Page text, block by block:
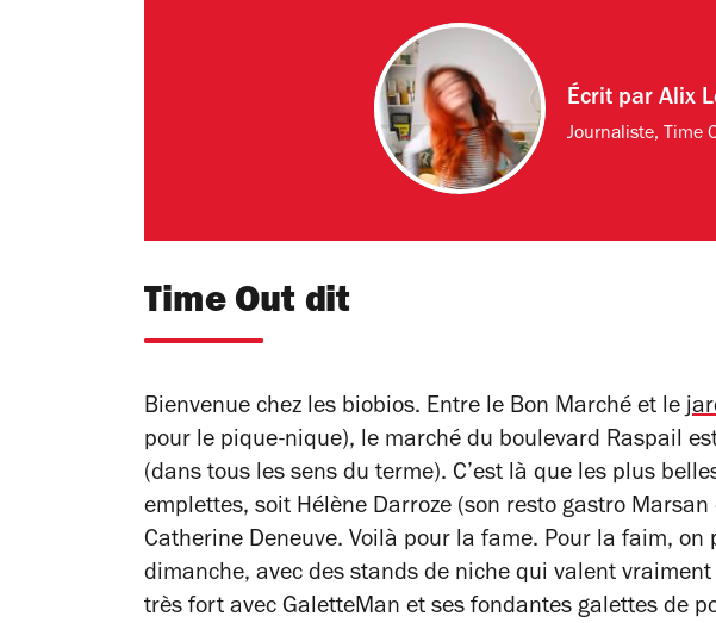
Écrit par Alix
Journaliste, Time
Time Out dit
Bienvenue chez les biobios. Entre le Bon Marché et le
pour le pique-nique), le marché du boulevard Raspail
(dans tous les sens du terme). C’est là que les plus
emplettes, soit Hélène Darroze (son resto gastro
Catherine Deneuve. Voilà pour la fame. Pour la faim, on
dimanche, avec des stands de niche qui valent
très fort avec GaletteMan et ses fondantes galettes de